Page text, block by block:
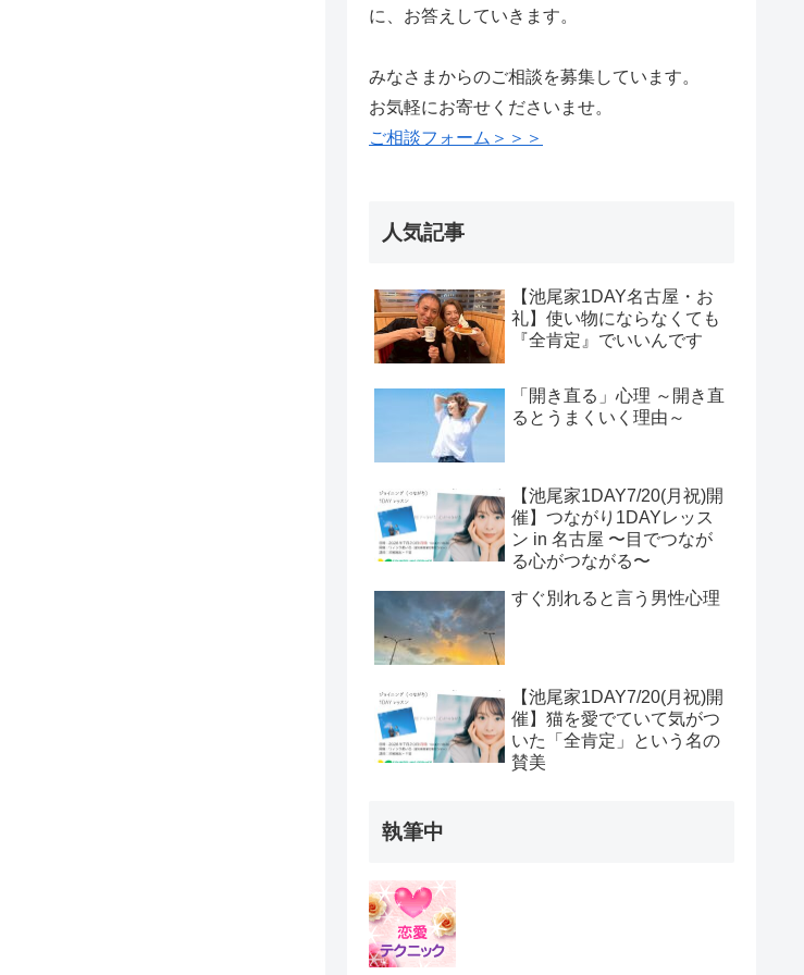
に、お答えしていきます。
みなさまからのご相談を募集しています。
お気軽にお寄せくださいませ。
ご相談フォーム＞＞＞
人気記事
【池尾家1DAY名古屋・お
礼】使い物にならなくても
『全肯定』でいいんです
「開き直る」心理 ～開き直
るとうまくいく理由～
【池尾家1DAY7/20(月祝)開
催】つながり1DAYレッス
ン in 名古屋 〜目でつなが
る心がつながる〜
すぐ別れると言う男性心理
【池尾家1DAY7/20(月祝)開
催】猫を愛でていて気がつ
いた「全肯定」という名の
賛美
執筆中